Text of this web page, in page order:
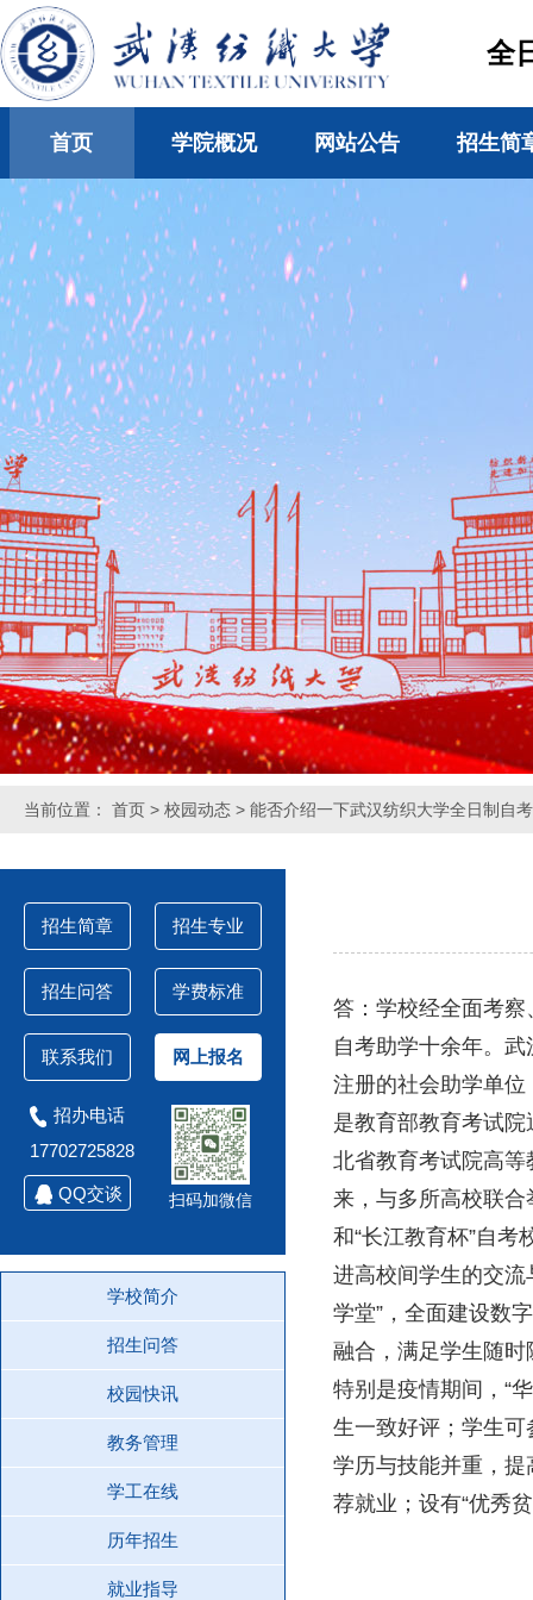
全
首页 学院概况 网站公告 招生简
当前位置： 首页 > 校园动态 > 能否介绍一下武汉纺织大学全日制自
招生简章 招生专业
招生问答 学费标准
联系我们 网上报名
招办电话
17702725828
QQ交谈 扫码加微信
学校简介
招生问答
校园快讯
教务管理
学工在线
历年招生
就业指导
答：学校经全面考
自考助学十余年。
注册的社会助学单
是教育部教育考试
北省教育考试院高
来，与多所高校联
和“长江教育杯”自
进高校间学生的交
学堂”，全面建设数
融合，满足学生随
特别是疫情期间，“
生一致好评；学生
学历与技能并重，
荐就业；设有“优秀